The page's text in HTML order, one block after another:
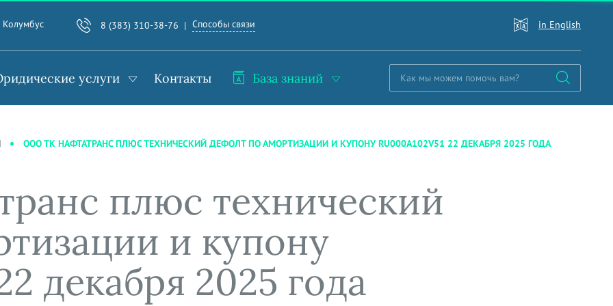
Колумбус 8 (383) 310-38-76 Способы связи in English
услуги Контакты База знаний
ООО ТК НАФТАТРАНС ПЛЮС ТЕХНИЧЕСКИЙ ДЕФОЛТ ПО АМОРТИЗАЦИИ И КУПОНУ RU000A102V51 22 ДЕКАБРЯ 2025 ГОДА
плюс технический
и купону
декабря 2025 года